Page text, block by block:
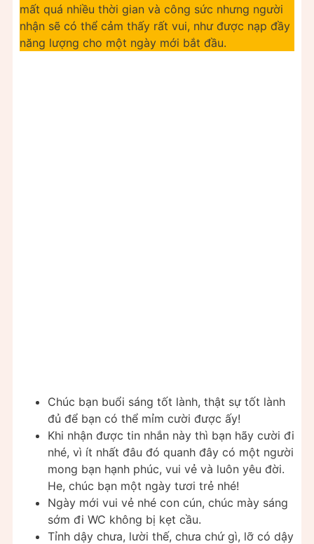
mất quá nhiều thời gian và công sức nhưng người
nhận sẽ có thể cảm thấy rất vui, như được nạp đầy
năng lượng cho một ngày mới bắt đầu.
Chúc bạn buổi sáng tốt lành, thật sự tốt lành
đủ để bạn có thể mỉm cười được ấy!
Khi nhận được tin nhắn này thì bạn hãy cười đi
nhé, vì ít nhất đâu đó quanh đây có một người
mong bạn hạnh phúc, vui vẻ và luôn yêu đời.
He, chúc bạn một ngày tươi trẻ nhé!
Ngày mới vui vẻ nhé con cún, chúc mày sáng
sớm đi WC không bị kẹt cầu.
Tỉnh dậy chưa, lười thế, chưa chứ gì, lỡ có dậy